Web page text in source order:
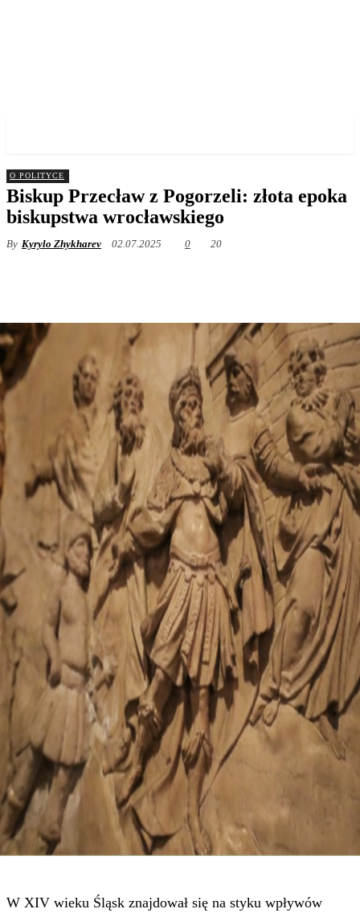
O POLITYCE
Biskup Przecław z Pogorzeli: złota epoka
biskupstwa wrocławskiego
By Kyrylo Zhykharev 02.07.2025 0 20
W XIV wieku Śląsk znajdował się na styku wpływów